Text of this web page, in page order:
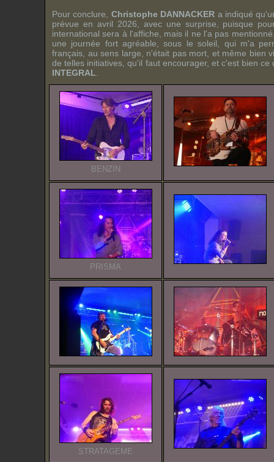
Pour conclure, Christophe DANNACKER a indiqué
prévue en avril 2026, avec une surprise, puisque
international sera à l'affiche, mais il ne l'a pas
une journée fort agréable, sous le soleil, qui m'a
français, au sens large, n'était pas mort, et même bien
de telles initiatives, qu'il faut encourager, et c'est bien
INTEGRAL
BENZIN
PRISMA
STRATAGEME